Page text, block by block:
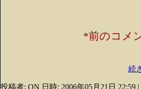
*前のコメ
続
投稿者: ON 日時: 2006年05月21日 22:59 |